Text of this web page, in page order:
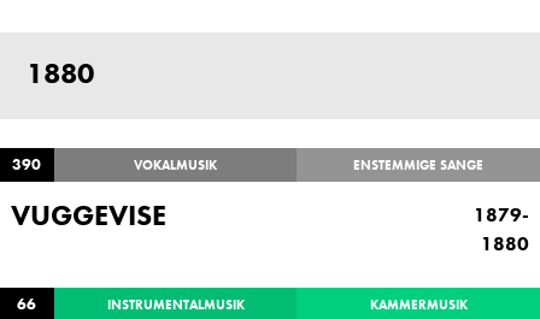
1880
390 VOKALMUSIK ENSTEMMIGE SANGE
VUGGEVISE
1879-
1880
66 INSTRUMENTALMUSIK KAMMERMUSIK
SIDER